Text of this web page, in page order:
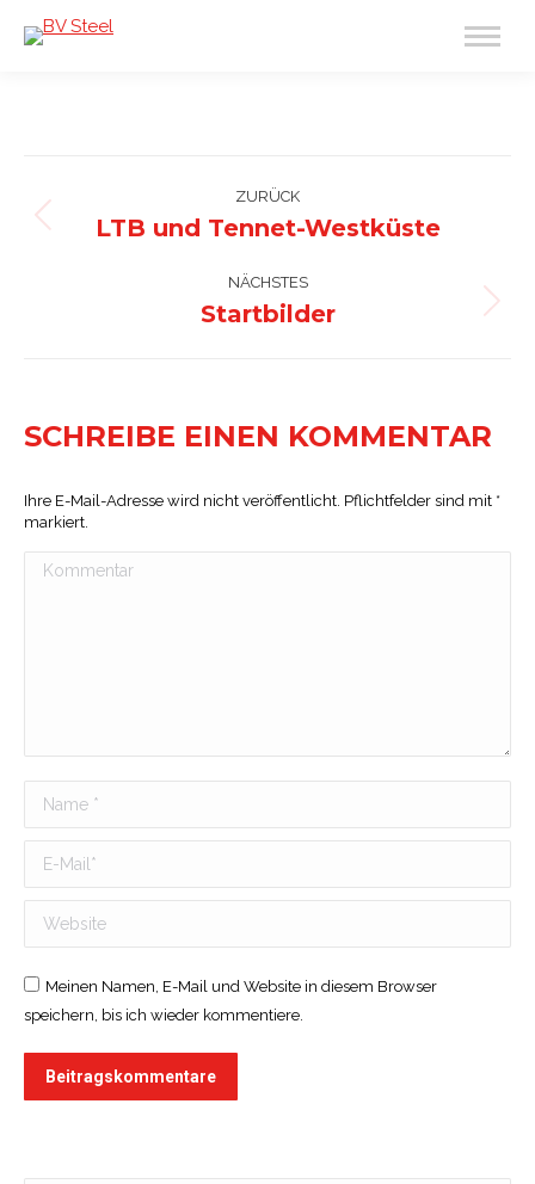
NAVIGATION
ZURÜCK
Vorheriges
LTB und Tennet-Westküste
NÄCHSTES
Nächstes
Startbilder
SCHREIBE EINEN KOMMENTAR
Ihre E-Mail-Adresse wird nicht veröffentlicht. Pflichtfelder sind mit *
markiert.
Kommentar
Name *
E-Mail *
Website
Meinen Namen, E-Mail und Website in diesem Browser
speichern, bis ich wieder kommentiere.
Beitragskommentare